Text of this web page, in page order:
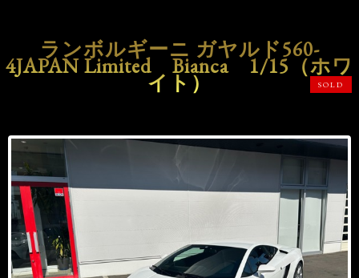
ランボルギーニ ガヤルド560-
4JAPAN Limited Bianca 1/15（ホワ
イト） SOLD